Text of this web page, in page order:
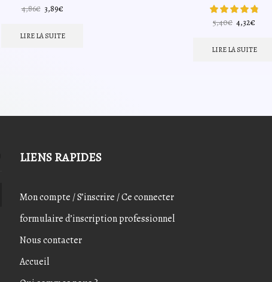
4,86€ Le
initial
3,89€Le
actuel
LIRE LA SUITE
5,40€ Le
initial
4,32€
actuel
LIRE LA SUITE
LIENS RAPIDES
Mon compte / S’inscrire / Ce connecter
formulaire d’inscription professionnel
Nous contacter
Accueil